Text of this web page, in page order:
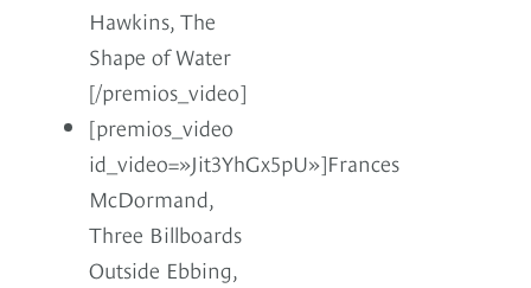
Hawkins, The
Shape of Water
[/premios_video]
[premios_video
id_video=»Jit3YhGx5pU»]Frances
McDormand,
Three Billboards
Outside Ebbing,